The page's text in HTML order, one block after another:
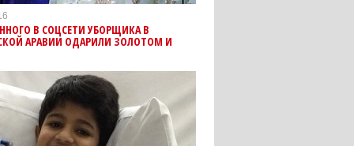
В СОЦСЕТИ УБОРЩИКА В
АРАВИИ ОДАРИЛИ ЗОЛОТОМ И